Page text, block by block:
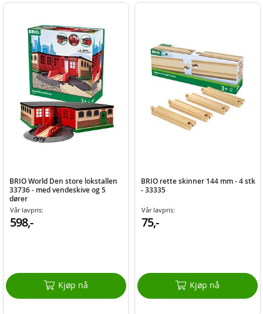
BRIO World Den store lokstallen
33736 - med vendeskive og 5
dører
Vår lavpris:
598,-
Kjøp nå
BRIO rette skinner 144 mm - 4 stk
- 33335
Vår lavpris:
75,-
Kjøp nå